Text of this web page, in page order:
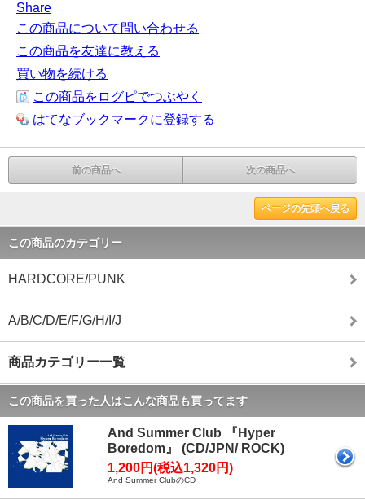
Share
この商品について問い合わせる
この商品を友達に教える
買い物を続ける
この商品をログピでつぶやく
はてなブックマークに登録する
前の商品へ 次の商品へ
ページの先頭へ戻る
この商品のカテゴリー
HARDCORE/PUNK
A/B/C/D/E/F/G/H/I/J
商品カテゴリー一覧
この商品を買った人はこんな商品も買ってます
And Summer Club 『Hyper
Boredom』 (CD/JPN/ ROCK)
1,200円(税込1,320円)
And Summer ClubのCD